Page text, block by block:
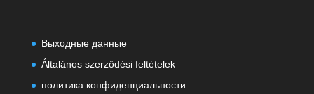
Выходные данные
Általános szerződési feltételek
политика конфиденциальности